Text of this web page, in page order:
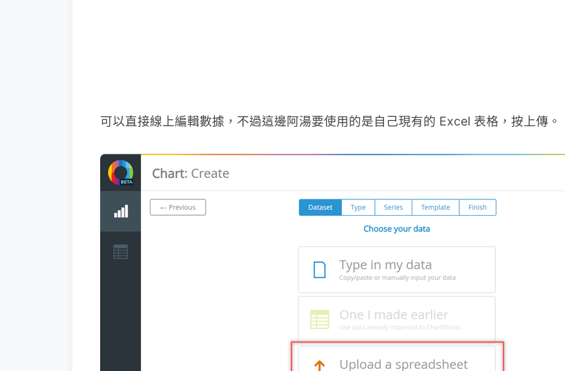
可以直接線上編輯數據，不過這邊阿湯要使用的是自己現有的 Excel 表格，按上傳。